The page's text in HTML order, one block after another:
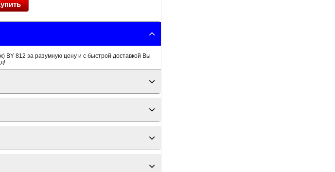
BY 812 за разумную цену и с быстрой доставкой Вы